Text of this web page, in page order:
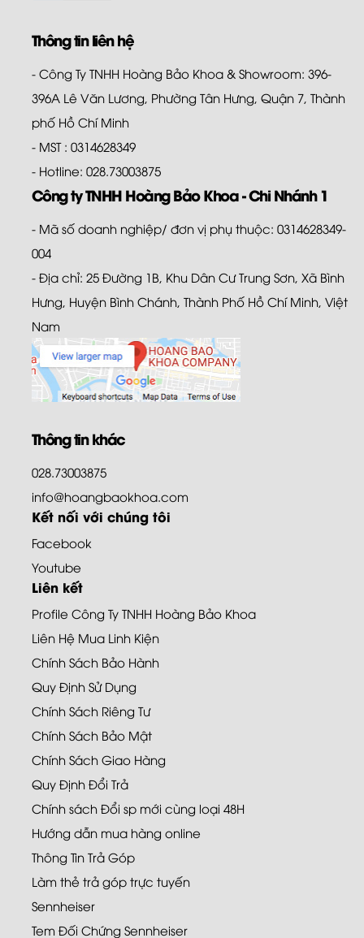
Thông tin liên hệ
- Công Ty TNHH Hoàng Bảo Khoa & Showroom: 396-
396A Lê Văn Lương, Phường Tân Hưng, Quận 7, Thành
phố Hồ Chí Minh
- MST : 0314628349
- Hotline: 028.73003875
Công ty TNHH Hoàng Bảo Khoa - Chi Nhánh 1
- Mã số doanh nghiệp/ đơn vị phụ thuộc: 0314628349-
004
- Địa chỉ: 25 Đường 1B, Khu Dân Cư Trung Sơn, Xã Bình
Hưng, Huyện Bình Chánh, Thành Phố Hồ Chí Minh, Việt
Nam
Thông tin khác
028.73003875
info@hoangbaokhoa.com
Kết nối với chúng tôi
Facebook
Youtube
Liên kết
Profile Công Ty TNHH Hoàng Bảo Khoa
Liên Hệ Mua Linh Kiện
Chính Sách Bảo Hành
Quy Định Sử Dụng
Chính Sách Riêng Tư
Chính Sách Bảo Mật
Chính Sách Giao Hàng
Quy Định Đổi Trả
Chính sách Đổi sp mới cùng loại 48H
Hướng dẫn mua hàng online
Thông Tin Trả Góp
Làm thẻ trả góp trực tuyến
Sennheiser
Tem Đối Chứng Sennheiser